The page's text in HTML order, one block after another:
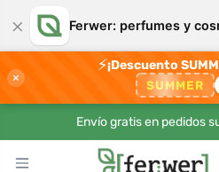
× Ferwer: perfumes y
×
⚡¡Descuento
SUMMER
Envío gratis en pedidos